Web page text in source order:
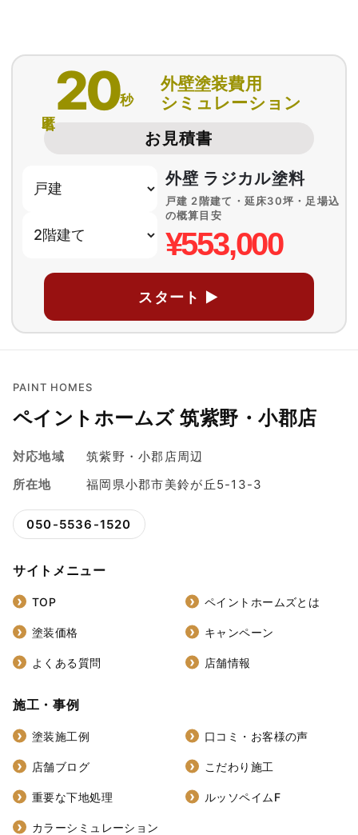
20秒
外壁塗装費用
シミュレーション
お見積書
外壁 ラジカル塗料
戸建 2階建て・延床30坪・足場込
の概算目安
¥553,000
スタート ▶
PAINT HOMES
ペイントホームズ 筑紫野・小郡店
対応地域
筑紫野・小郡店周辺
所在地
福岡県小郡市美鈴が丘5-13-3
050-5536-1520
サイトメニュー
TOP ペイントホームズとは
塗装価格 キャンペーン
よくある質問 店舗情報
施工・事例
塗装施工例 口コミ・お客様の声
店舗ブログ こだわり施工
重要な下地処理 ルッソペイムF
カラーシミュレーション